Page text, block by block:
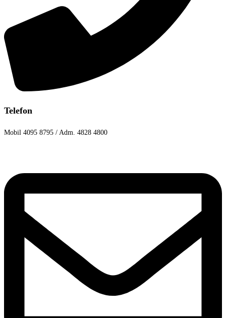
Telefon
Mobil 4095 8795 / Adm. 4828 4800